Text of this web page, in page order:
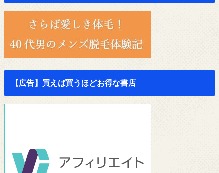
【広告】買えば買うほどお得な書店